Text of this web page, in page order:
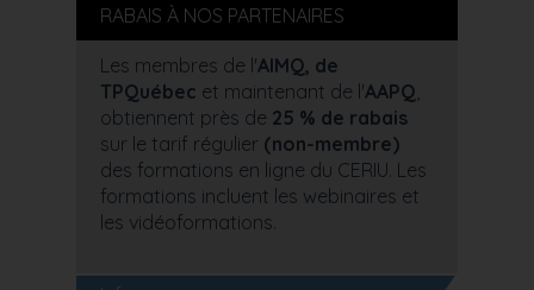
RABAIS À NOS PARTENAIRES
Les membres de l'AIMQ, de
TPQuébec et maintenant de l'AAPQ,
obtiennent près de 25 % de rabais
sur le tarif régulier (non-membre)
des formations en ligne du CERIU. Les
formations incluent les webinaires et
les vidéoformations.